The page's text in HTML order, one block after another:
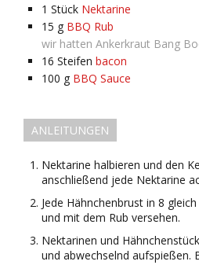
1 Stück Nektarine
15 g BBQ Rub
wir hatten Ankerkraut Bang
16 Steifen bacon
100 g BBQ Sauce
ANLEITUNGEN
Nektarine halbieren und den
anschließend jede Nektarine
Jede Hähnchenbrust in 8
und mit dem Rub versehen.
Nektarinen und
und abwechselnd aufspießen.